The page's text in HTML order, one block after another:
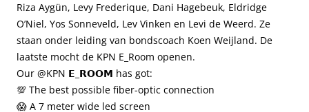
Riza Aygün, Levy Frederique, Dani Hagebeuk, Eldridge
O’Niel, Yos Sonneveld, Lev Vinken en Levi de Weerd. Ze
staan onder leiding van bondscoach Koen Weijland. De
laatste mocht de KPN E_Room openen.
Our @KPN 𝗘_𝗥𝗢𝗢𝗠 has got:
💯 The best possible fiber-optic connection
😱 A 7 meter wide led screen